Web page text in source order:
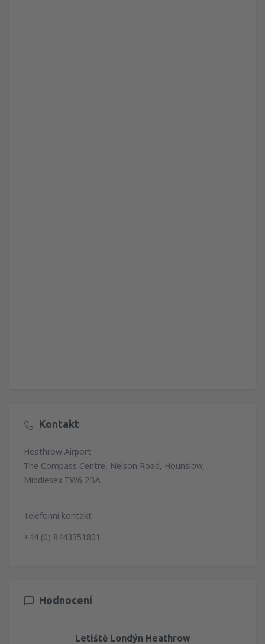
Kontakt
Heathrow Airport
The Compass Centre, Nelson Road, Hounslow,
Middlesex TW6 2BA
Telefonní kontakt
+44 (0) 8443351801
Hodnocení
Letiště Londýn Heathrow